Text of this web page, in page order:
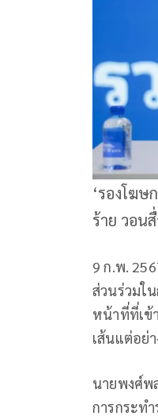
‘รองโฆ
ร้าย วอน
9 ก.พ.
ส่วนร่วมใ
หน้าที่ที่เข้
เส้นแต่อย่
นายพงศ์พ
การกระท